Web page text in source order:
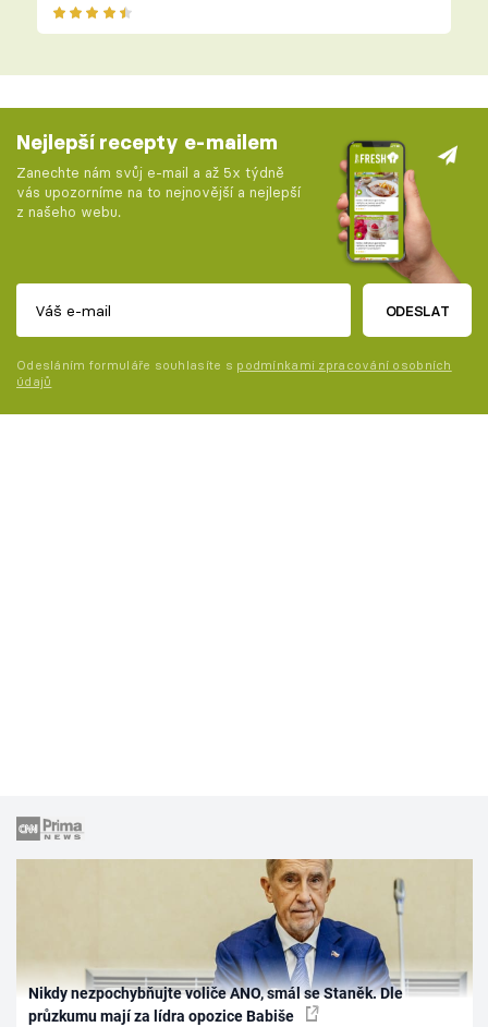
Nejlepší recepty e-mailem
Zanechte nám svůj e-mail a až 5x týdně
vás upozorníme na to nejnovější a nejlepší
z našeho webu.
ODESLAT
Odesláním formuláře souhlasíte s podmínkami zpracování osobních
údajů
Nikdy nezpochybňujte voliče ANO, smál se Staněk. Dle
průzkumu mají za lídra opozice Babiše